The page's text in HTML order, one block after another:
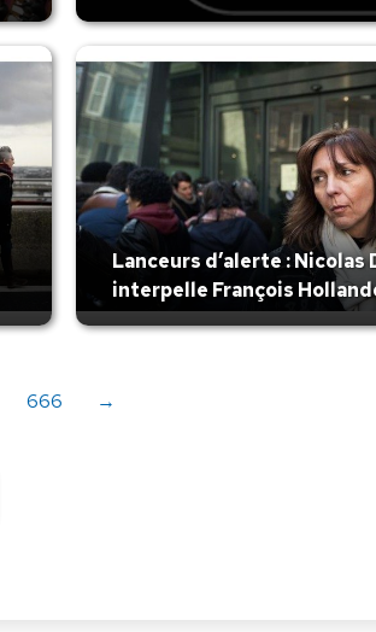
Lanceurs d’alerte :
interpelle François
666 →